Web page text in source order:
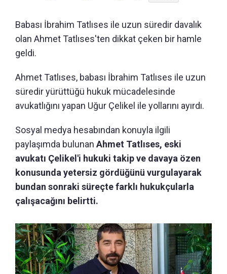
Babası İbrahim Tatlıses ile uzun süredir davalık
olan Ahmet Tatlıses'ten dikkat çeken bir hamle
geldi.
Ahmet Tatlıses, babası İbrahim Tatlıses ile uzun
süredir yürüttüğü hukuk mücadelesinde
avukatlığını yapan Uğur Çelikel ile yollarını ayırdı.
Sosyal medya hesabından konuyla ilgili
paylaşımda bulunan Ahmet Tatlıses, eski
avukatı Çelikel'i hukuki takip ve davaya özen
konusunda yetersiz gördüğünü vurgulayarak
bundan sonraki süreçte farklı hukukçularla
çalışacağını belirtti.